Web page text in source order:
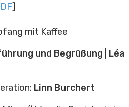
]
mit Kaffee
und Begrüßung
Léa
Linn Burchert